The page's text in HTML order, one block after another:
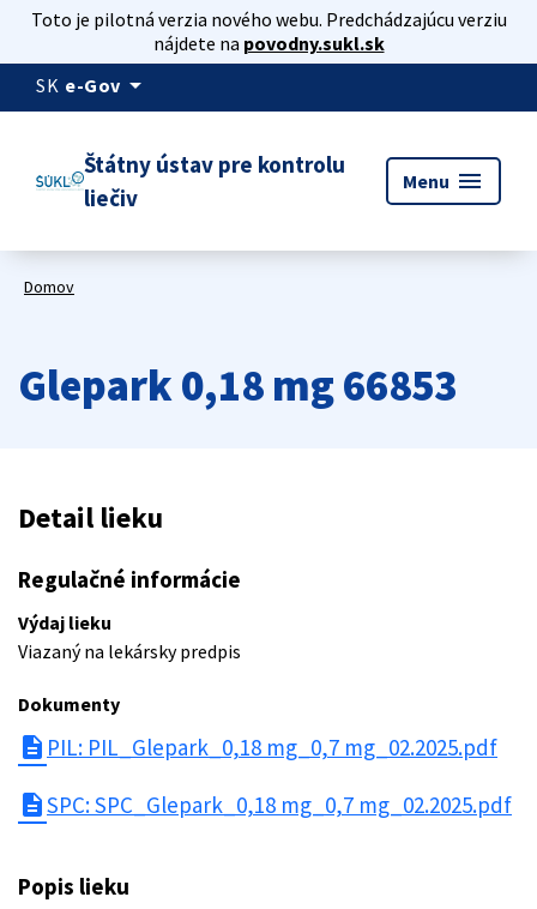
Toto je pilotná verzia nového webu. Predchádzajúcu verziu
nájdete na povodny.sukl.sk
SK e-Gov arrow_drop_down
Štátny ústav pre kontrolu
liečiv
Menu menu
Domov
Glepark 0,18 mg 66853
Detail lieku
Regulačné informácie
Výdaj lieku
Viazaný na lekársky predpis
Dokumenty
description PIL: PIL_Glepark_0,18 mg_0,7 mg_02.2025.pdf
descriptionSPC: SPC_Glepark_0,18 mg_0,7 mg_02.2025.pdf
Popis lieku